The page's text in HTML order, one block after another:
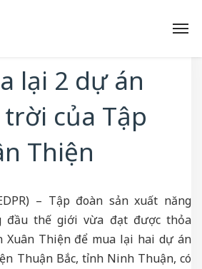
lại 2 dự án
của Tập
Thiện
– Tập đoàn sản xuất năng
đầu thế giới vừa đạt được thỏa
Xuân Thiện để mua lại hai dự án
Thuận Bắc, tỉnh Ninh Thuận, có